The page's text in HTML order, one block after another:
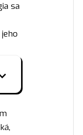
sa